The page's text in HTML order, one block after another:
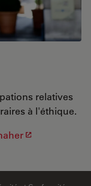
relatives
à l'éthique.